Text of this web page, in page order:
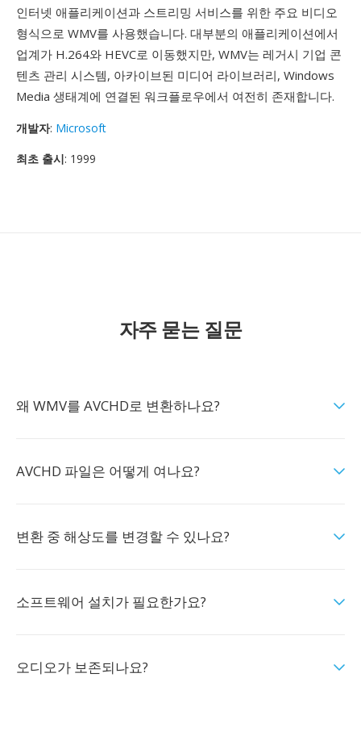
인터넷 애플리케이션과 스트리밍 서비스를 위한 주요 비디오
형식으로 WMV를 사용했습니다. 대부분의 애플리케이션에서
업계가 H.264와 HEVC로 이동했지만, WMV는 레거시 기업 콘
텐츠 관리 시스템, 아카이브된 미디어 라이브러리, Windows
Media 생태계에 연결된 워크플로우에서 여전히 존재합니다.
개발자: Microsoft
최초 출시: 1999
자주 묻는 질문
왜 WMV를 AVCHD로 변환하나요?
AVCHD 파일은 어떻게 여나요?
변환 중 해상도를 변경할 수 있나요?
소프트웨어 설치가 필요한가요?
오디오가 보존되나요?